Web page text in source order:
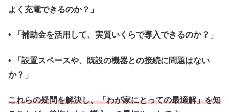
よく充電できるのか？」
• 「補助金を活用して、実質いくらで導入できるのか？」
• 「設置スペースや、既設の機器との接続に問題はない
か？」
これらの疑問を解決し、「わが家にとっての最適解」を知